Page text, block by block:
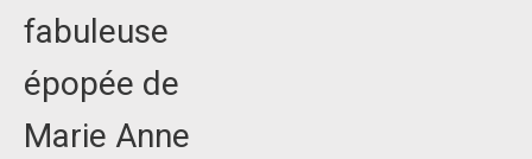
fabuleuse
épopée de
Marie Anne